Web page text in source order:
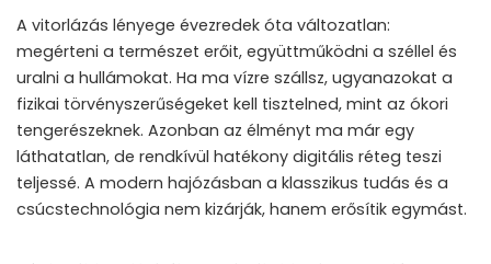
A vitorlázás lényege évezredek óta változatlan:
megérteni a természet erőit, együttműködni a széllel és
uralni a hullámokat. Ha ma vízre szállsz, ugyanazokat a
fizikai törvényszerűségeket kell tisztelned, mint az ókori
tengerészeknek. Azonban az élményt ma már egy
láthatatlan, de rendkívül hatékony digitális réteg teszi
teljessé. A modern hajózásban a klasszikus tudás és a
csúcstechnológia nem kizárják, hanem erősítik egymást.